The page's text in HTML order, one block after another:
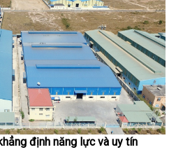
định năng lực và uy tín